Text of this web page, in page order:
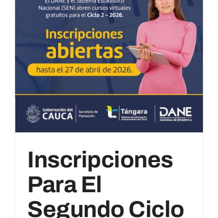
Inscripciones
Para El
Segundo Ciclo